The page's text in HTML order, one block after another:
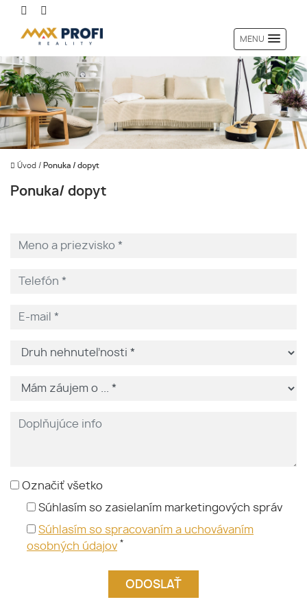
MENU
Úvod / Ponuka / dopyt
Ponuka/ dopyt
Označiť všetko
Súhlasím so zasielaním marketingových správ
Súhlasím so spracovaním a uchovávaním
osobných údajov *